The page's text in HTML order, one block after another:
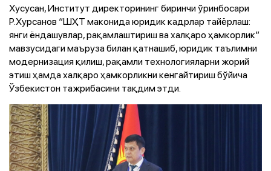
Хусусан, Институт директорининг биринчи ўринбосари
Р.Хурсанов “ШҲТ маконида юридик кадрлар тайёрлаш:
янги ёндашувлар, рақамлаштириш ва халқаро ҳамкорлик”
мавзусидаги маъруза билан қатнашиб, юридик таълимни
модернизация қилиш, рақамли технологияларни жорий
этиш ҳамда халқаро ҳамкорликни кенгайтириш бўйича
Ўзбекистон тажрибасини тақдим этди.